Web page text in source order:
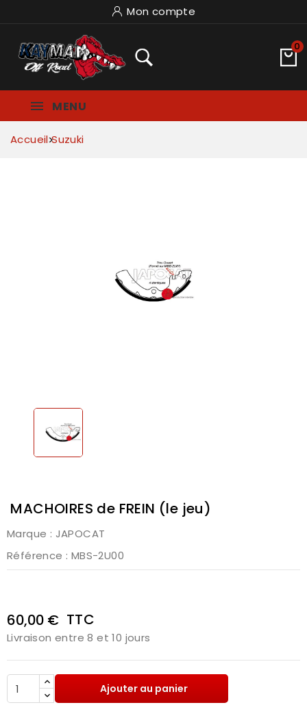
Mon compte
0
MENU
Accueil Suzuki
MACHOIRES de FREIN (le jeu)
Marque : JAPOCAT
Référence : MBS-2U00
60,00 € TTC
Livraison entre 8 et 10 jours
Ajouter au panier